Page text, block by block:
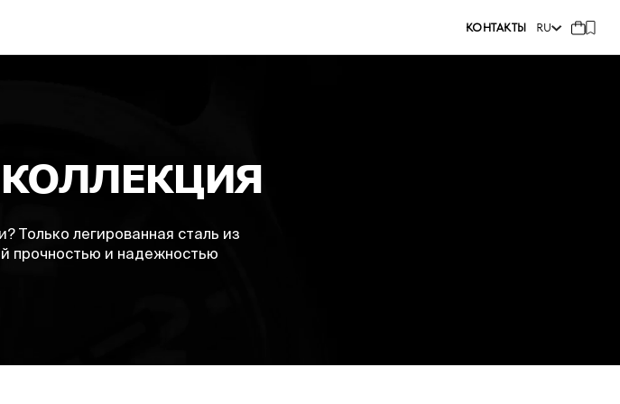
КОНТАКТЫ RU
КОЛЛЕКЦИЯ
Только легированная сталь из
прочностью и надежностью